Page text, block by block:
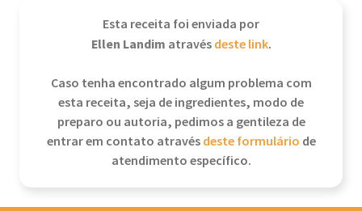
Esta receita foi enviada por
Ellen Landim atravésdeste link.
Caso tenha encontrado algum problema com
esta receita, seja de ingredientes, modo de
preparo ou autoria, pedimos a gentileza de
entrar em contato atravésdeste formulário de
atendimento específico.